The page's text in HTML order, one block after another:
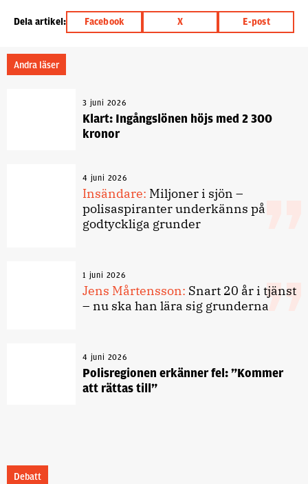
Dela artikel: Facebook X E-post
Andra läser
3 juni 2026
Klart: Ingångslönen höjs med 2 300
kronor
4 juni 2026
Insändare: Miljoner i sjön –
polisaspiranter underkänns på
godtyckliga grunder
1 juni 2026
Jens Mårtensson: Snart 20 år i tjänst
– nu ska han lära sig grunderna
4 juni 2026
Polisregionen erkänner fel: ”Kommer
att rättas till”
Debatt